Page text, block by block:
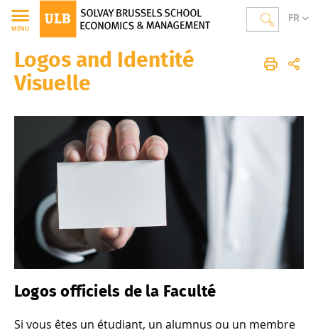
FR
MENU
Solvay Brussels School of Economics and Management
Logos & Identité Visuelle
Logos and Identité
Visuelle
Logos officiels de la Faculté
Si vous êtes un étudiant, un alumnus ou un membre